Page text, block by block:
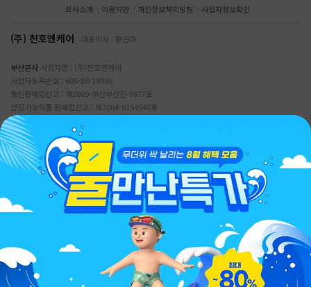
회사소개 이용약관 개인정보처리방침 사업자정보확인
(주) 천호엔케어 대표이사 : 황연하
부산본사 사업자명 : (주)천호엔케어
사업자등록번호 : 606-86-19446
통신판매업신고 : 제2009-부산부산진-0877호
건강기능식품 판매업신고 : 제2004-0154548호
주소:부산광역시 부산진구 중앙대로 770 (부전동) 고촌빌딩 2층, (주)천호엔케어
서울지점 사업자명 : (주)천호엔케어 서울지점
사업자등록번호 : 220-85-40258
통신판매업신고 : 제2021-서울종로-0763호
건강기능식품 판매업신고 : 제2018-0029482호
주소:서울특별시 종로구 새문안로 5길 19 13층(당주동 5, 로얄빌딩)
호스팅사업자: (주)천호엔케어
Copyright© ChunhoNcare co., Ltd All rights Reserved.